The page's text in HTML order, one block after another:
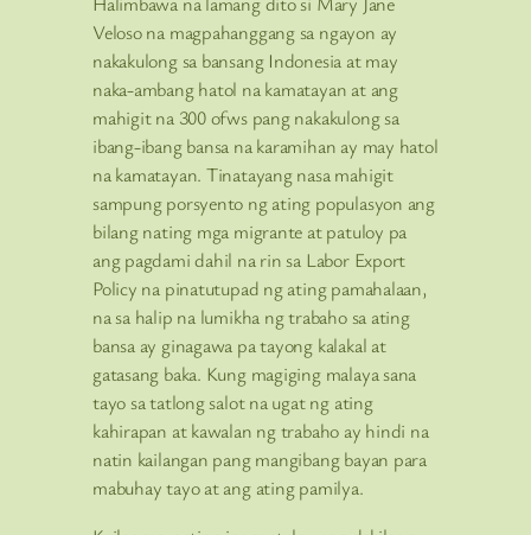
Veloso na magpahanggang sa ngayon ay
nakakulong sa bansang Indonesia at may
naka-ambang hatol na kamatayan at ang
mahigit na 300 ofws pang nakakulong sa
ibang-ibang bansa na karamihan ay may hatol
na kamatayan. Tinatayang nasa mahigit
sampung porsyento ng ating populasyon ang
bilang nating mga migrante at patuloy pa
ang pagdami dahil na rin sa Labor Export
Policy na pinatutupad ng ating pamahalaan,
na sa halip na lumikha ng trabaho sa ating
bansa ay ginagawa pa tayong kalakal at
gatasang baka. Kung magiging malaya sana
tayo sa tatlong salot na ugat ng ating
kahirapan at kawalan ng trabaho ay hindi na
natin kailangan pang mangibang bayan para
mabuhay tayo at ang ating pamilya.